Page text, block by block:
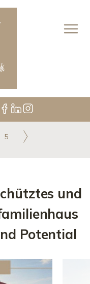
5
und
Potential